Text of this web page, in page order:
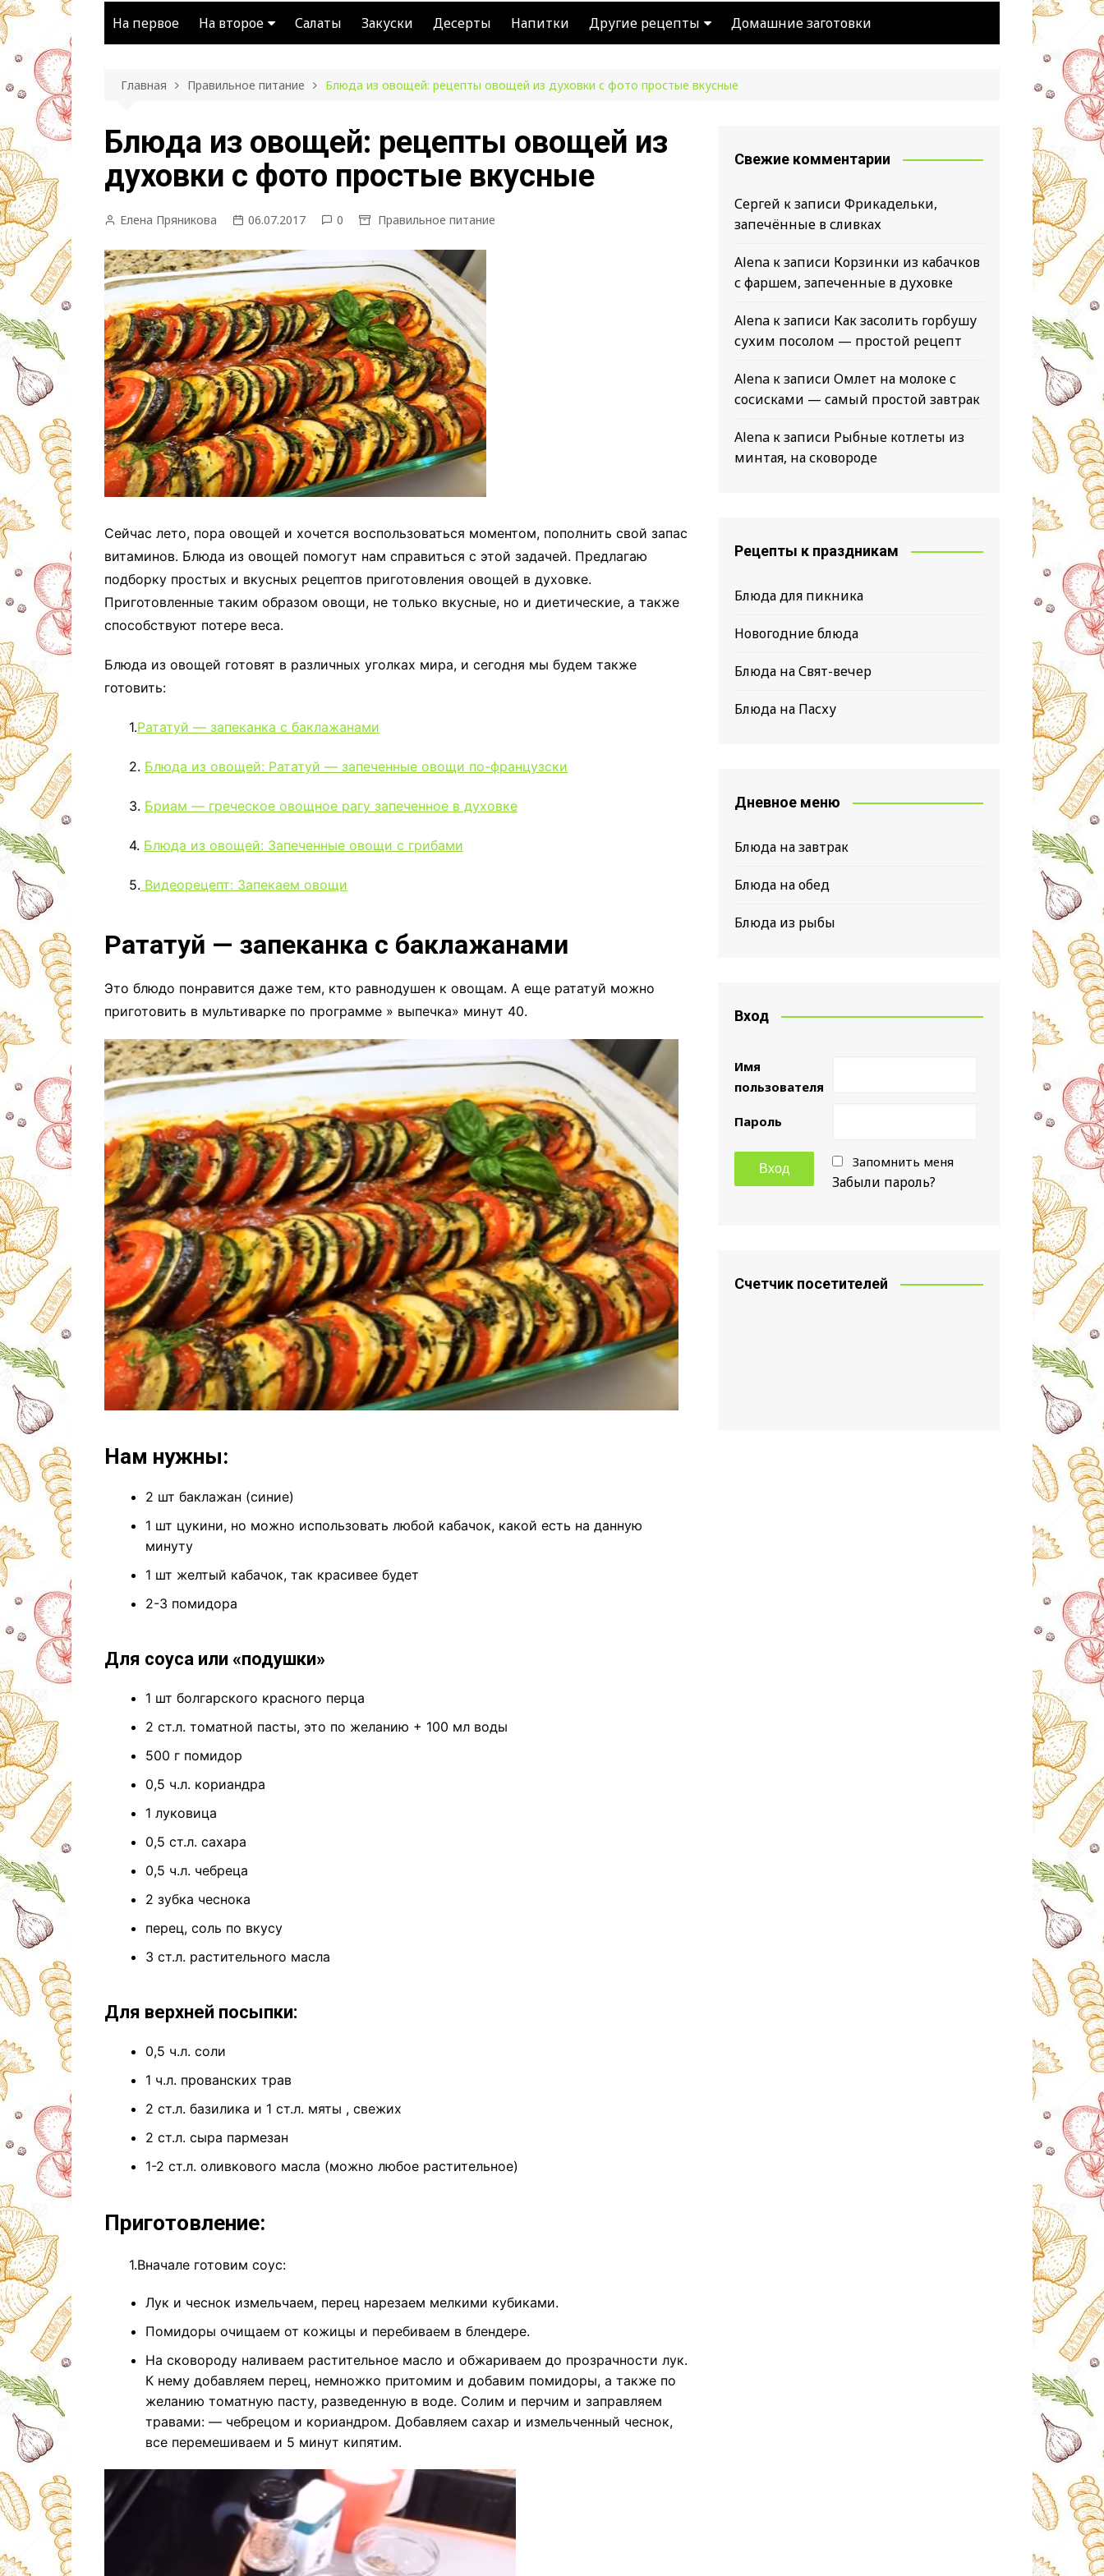
На первое На второе
Блюда из картофеля
Салаты Закуски Десерты Напитки Другие рецепты
Лаваш
Блюда из рыбы
Рецепты из капусты
Питание для диабетиков
Домашние заготовки
Главная Правильное питание Блюда из овощей: рецепты овощей из духовки с фото простые вкусные
Блюда из овощей: рецепты овощей из
духовки с фото простые вкусные
Елена Пряникова 06.07.2017 0 Правильное питание
Сейчас лето, пора овощей и хочется воспользоваться моментом, пополнить свой запас
витаминов. Блюда из овощей помогут нам справиться с этой задачей. Предлагаю
подборку простых и вкусных рецептов приготовления овощей в духовке.
Приготовленные таким образом овощи, не только вкусные, но и диетические, а также
способствуют потере веса.
Блюда из овощей готовят в различных уголках мира, и сегодня мы будем также
готовить:
1.Рататуй — запеканка с баклажанами
2. Блюда из овощей: Рататуй — запеченные овощи по-французски
3. Бриам — греческое овощное рагу запеченное в духовке
4. Блюда из овощей: Запеченные овощи с грибами
5. Видеорецепт: Запекаем овощи
Рататуй — запеканка с баклажанами
Это блюдо понравится даже тем, кто равнодушен к овощам. А еще рататуй можно
приготовить в мультиварке по программе » выпечка» минут 40.
Нам нужны:
2 шт баклажан (синие)
1 шт цукини, но можно использовать любой кабачок, какой есть на данную
минуту
1 шт желтый кабачок, так красивее будет
2-3 помидора
Для соуса или «подушки»
1 шт болгарского красного перца
2 ст.л. томатной пасты, это по желанию + 100 мл воды
500 г помидор
0,5 ч.л. кориандра
1 луковица
0,5 ст.л. сахара
0,5 ч.л. чебреца
2 зубка чеснока
перец, соль по вкусу
3 ст.л. растительного масла
Для верхней посыпки:
0,5 ч.л. соли
1 ч.л. прованских трав
2 ст.л. базилика и 1 ст.л. мяты , свежих
2 ст.л. сыра пармезан
1-2 ст.л. оливкового масла (можно любое растительное)
Приготовление:
1.Вначале готовим соус:
Лук и чеснок измельчаем, перец нарезаем мелкими кубиками.
Помидоры очищаем от кожицы и перебиваем в блендере.
На сковороду наливаем растительное масло и обжариваем до прозрачности лук.
К нему добавляем перец, немножко притомим и добавим помидоры, а также по
желанию томатную пасту, разведенную в воде. Солим и перчим и заправляем
травами: — чебрецом и кориандром. Добавляем сахар и измельченный чеснок,
все перемешиваем и 5 минут кипятим.
Свежие комментарии
Сергей к записи Фрикадельки,
запечённые в сливках
Alenaк записи Корзинки из кабачков
с фаршем, запеченные в духовке
Alenaк записи Как засолить горбушу
сухим посолом — простой рецепт
Alenaк записи Омлет на молоке с
сосисками — самый простой завтрак
Alenaк записи Рыбные котлеты из
минтая, на сковороде
Рецепты к праздникам
Блюда для пикника
Новогодние блюда
Блюда на Свят-вечер
Блюда на Пасху
Дневное меню
Блюда на завтрак
Блюда на обед
Блюда из рыбы
Вход
Имя
пользователя
Пароль
Запомнить меня
Забыли пароль?
Счетчик посетителей